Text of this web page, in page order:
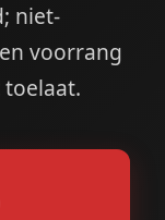
niet-
voorrang